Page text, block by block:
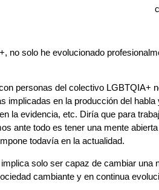
no solo he evolucionado
personas del colectivo
implicadas en la producción del
la evidencia, etc. Diría que para
ante todo es tener una mente
todavía en la actualidad.
solo ser capaz de cambiar una
cambiante y en continua